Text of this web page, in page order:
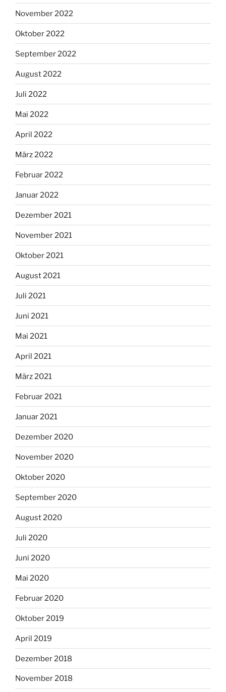
November 2022
Oktober 2022
September 2022
August 2022
Juli 2022
Mai 2022
April 2022
März 2022
Februar 2022
Januar 2022
Dezember 2021
November 2021
Oktober 2021
August 2021
Juli 2021
Juni 2021
Mai 2021
April 2021
März 2021
Februar 2021
Januar 2021
Dezember 2020
November 2020
Oktober 2020
September 2020
August 2020
Juli 2020
Juni 2020
Mai 2020
Februar 2020
Oktober 2019
April 2019
Dezember 2018
November 2018